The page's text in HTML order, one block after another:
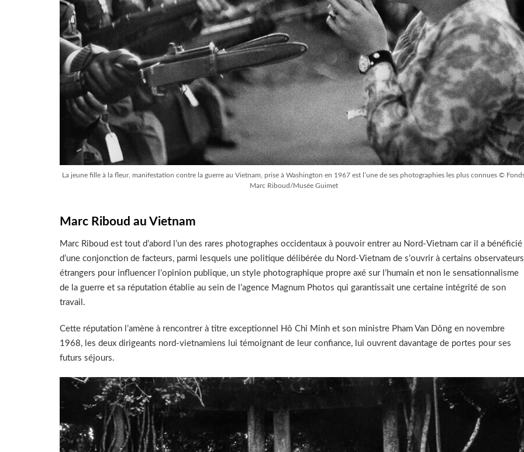
La jeune fille à la fleur, manifestation contre la guerre au Vietnam, prise à Washington en 1967 est l’une de ses photographies les plus connues ©
Marc Riboud/Musée Guimet
Marc Riboud au Vietnam
Marc Riboud est tout d’abord l’un des rares photographes occidentaux à pouvoir entrer au Nord-Vietnam car il a bénéficié
d’une conjonction de facteurs, parmi lesquels une politique délibérée du Nord-Vietnam de s’ouvrir à certains observateurs
étrangers pour influencer l’opinion publique, un style photographique propre axé sur l’humain et non le sensationnalisme
de la guerre et sa réputation établie au sein de l’agence Magnum Photos qui garantissait une certaine intégrité de son
travail.
Cette réputation l’amène à rencontrer à titre exceptionnel Hô Chi Minh et son ministre Pham Van Dông en novembre
1968, les deux dirigeants nord-vietnamiens lui témoignant de leur confiance, lui ouvrent davantage de portes pour ses
futurs séjours.